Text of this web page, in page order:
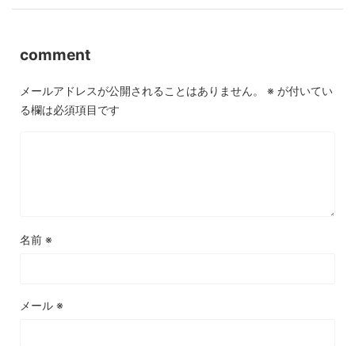
comment
メールアドレスが公開されることはありません。 ※ が付いてい
る欄は必須項目です
名前 ※
メール ※